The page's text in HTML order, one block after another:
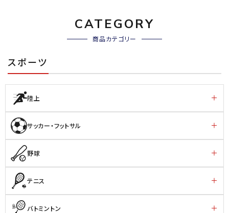
CATEGORY
商品カテゴリー
スポーツ
陸上
サッカー・フットサル
野球
テニス
バトミントン